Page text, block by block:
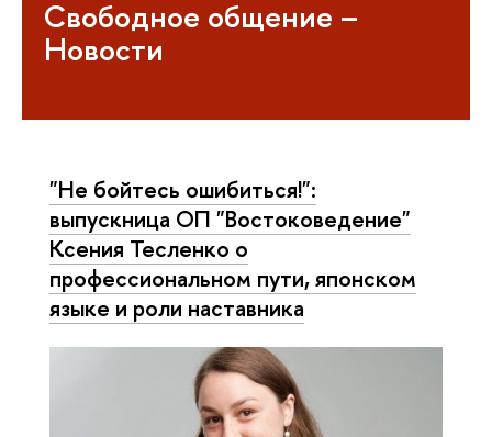
Свободное общение –
Новости
"Не бойтесь ошибиться!":
выпускница ОП "Востоковедение"
Ксения Тесленко о
профессиональном пути, японском
языке и роли наставника